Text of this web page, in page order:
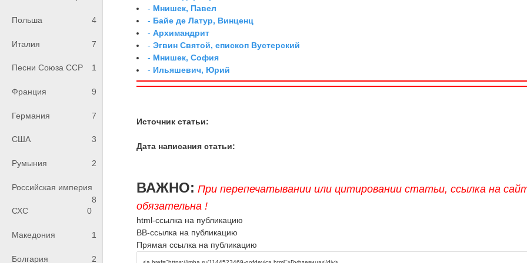
Польша 4
Италия 7
Песни Союза ССР 1
Франция 9
Германия 7
США 3
Румыния 2
Российская империя
8
СХС
0
Македония 1
Болгария 2
- Мнишек, Павел
- Байе де Латур, Винценц
-Архимандрит
-Эгвин Святой, епископ Вустерский
- Мнишек, София
- Ильяшевич, Юрий
Источник статьи:
Дата написания статьи:
ВАЖНО: При перепечатывании или цитировании статьи, ссылка на
обязательна !
html-ссылка на публикацию
BB-ссылка на публикацию
Прямая ссылка на публикацию